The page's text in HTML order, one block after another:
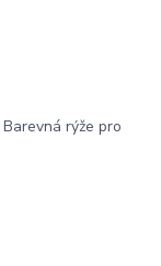
rýže pro